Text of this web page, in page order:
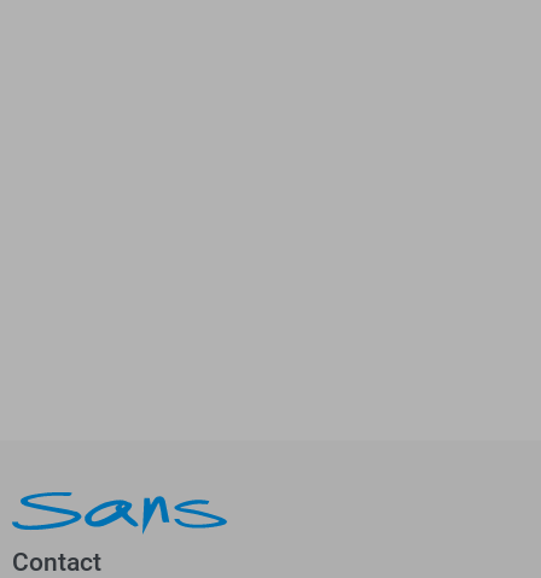
Contact